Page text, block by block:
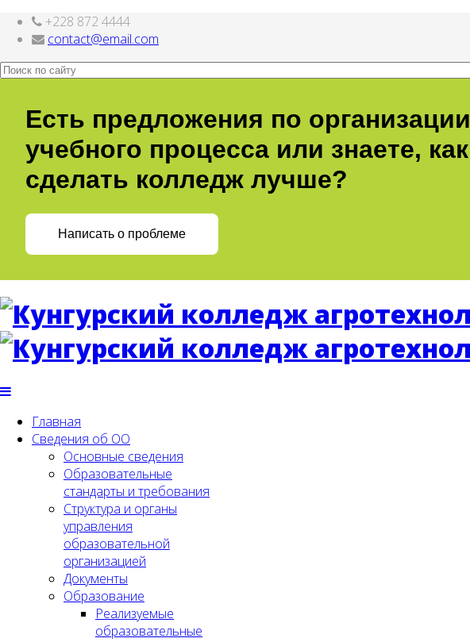
Интернет-магазинnachodki.ru
+228 872 4444
contact@email.com
Есть предложения по организации
учебного процесса или знаете, как
сделать колледж лучше?
Написать о проблеме
Главная
Сведения об ОО
Основные сведения
Образовательные
стандарты и требования
Структура и органы
управления
образовательной
организацией
Документы
Образование
Реализуемые
образовательные